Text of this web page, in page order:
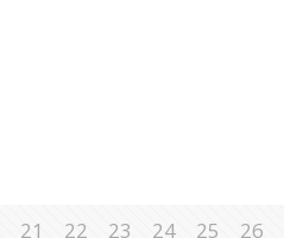
21 22 23 24 25 26